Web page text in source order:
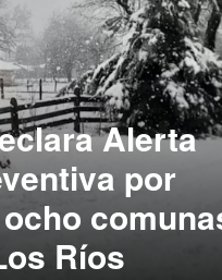
Alerta
por
Ríos